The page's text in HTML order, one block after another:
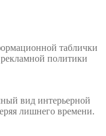
таблички
политики
вид интерьерной
лишнего времени.